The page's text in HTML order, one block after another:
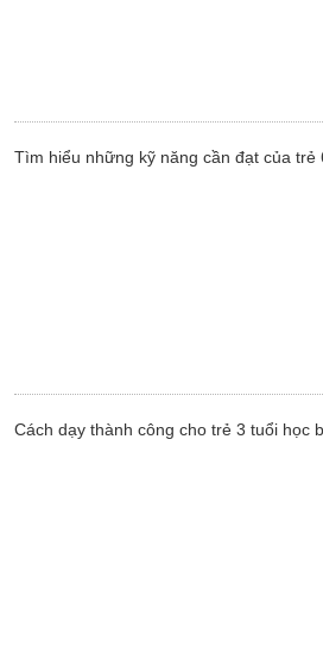
Tìm hiểu những kỹ năng cần đạt của trẻ
Cách dạy thành công cho trẻ 3 tuổi học